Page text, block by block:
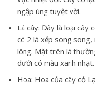
ngập úng tuyệt vời.
Lá cây: Đây là loại cây
có 2 lá xếp song song,
lông. Mặt trên lá
dưới có màu xanh nhạt.
Hoa: Hoa của cây cỏ